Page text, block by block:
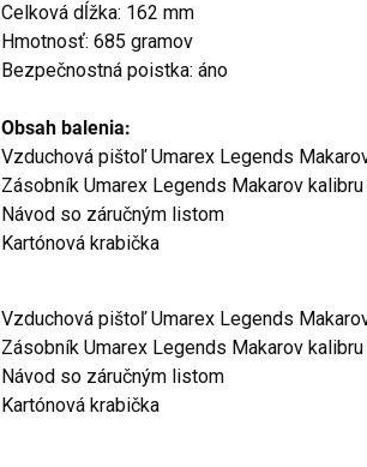
Celková dĺžka: 162 mm
Hmotnosť: 685 gramov
Bezpečnostná poistka: áno
Obsah balenia:
Vzduchová pištoľ Umarex Legends
Zásobník Umarex Legends Makarov
Návod so záručným listom
Kartónová krabička
Vzduchová pištoľ Umarex Legends
Zásobník Umarex Legends Makarov
Návod so záručným listom
Kartónová krabička